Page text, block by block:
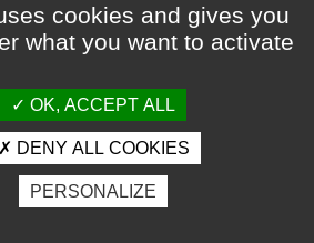
Espace presse
Photothèque
cookies and gives you
what you want to activate
OK, ACCEPT ALL
DENY ALL COOKIES
PERSONALIZE